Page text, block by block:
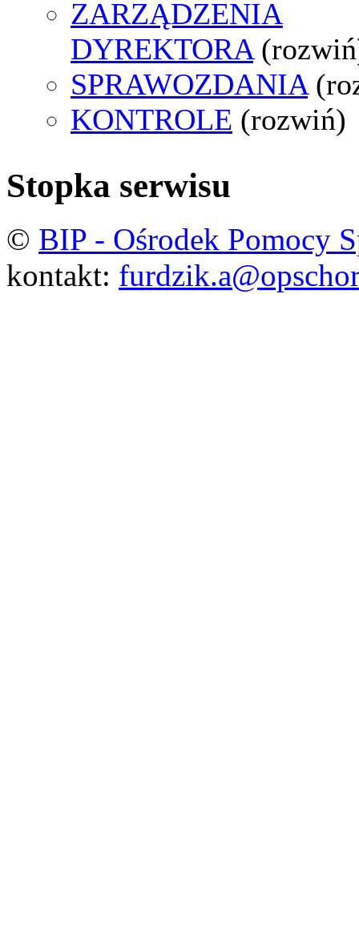
ZARZĄDZENIA
DYREKTORA
SPRAWOZDANIA
KONTROLE (rozwiń)
Stopka serwisu
© BIP - Ośrodek Pomocy
kontakt: